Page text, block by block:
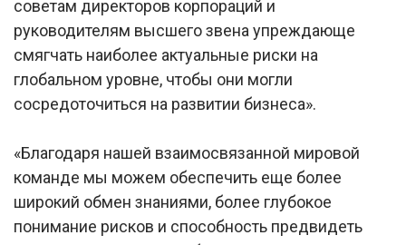
советам директоров корпораций и
руководителям высшего звена упреждающе
смягчать наиболее актуальные риски на
глобальном уровне, чтобы они могли
сосредоточиться на развитии бизнеса».
«Благодаря нашей взаимосвязанной мировой
команде мы можем обеспечить еще более
широкий обмен знаниями, более глубокое
понимание рисков и способность предвидеть